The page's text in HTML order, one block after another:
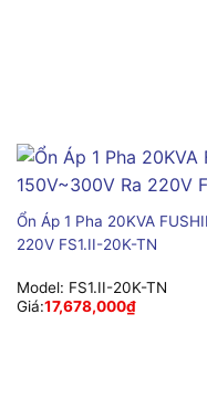
Ổn Áp 1 Pha 20KVA
220V FS1.II-20K-TN
Model: FS1.II-20K-TN
Giá:17,678,000₫